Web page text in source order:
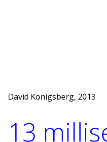
David Konigsberg, 2013
13